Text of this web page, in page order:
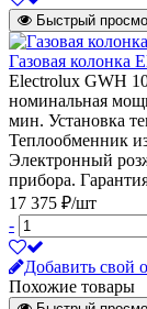
Быстрый
Газовая колонка
Electrolux GWH
номинальная
мин. Установка
Теплообменник
Электронный
прибора.
17 375 ₽/шт
-
Добавить свой
Похожие товары